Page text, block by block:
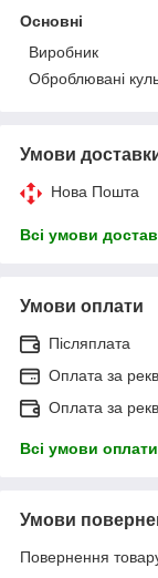
Основні
Виробник
Оброблювані
Умови
Нова Пошта
Всі умови
Умови оплати
Післяплата
Оплата за
Оплата за
Всі умови оплати
Умови
Повернення